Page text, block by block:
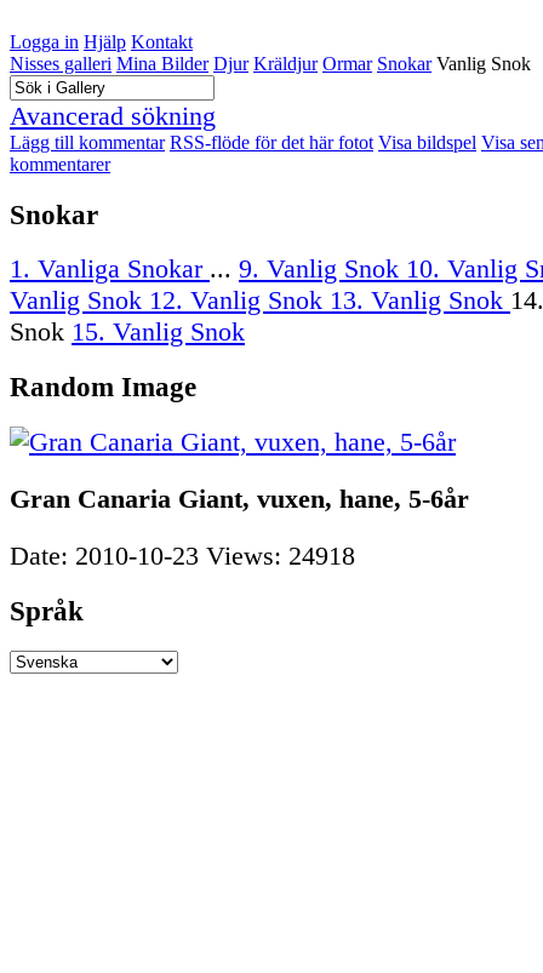
Logga in Hjälp Kontakt
Nisses galleri Mina Bilder Djur Kräldjur Ormar Snokar Vanlig Snok
Avancerad sökning
Lägg till kommentar RSS-flöde för det här fotot Visa bildspel Visa
kommentarer
Snokar
1. Vanliga Snokar ... 9. Vanlig Snok 10. Vanlig
Vanlig Snok 12. Vanlig Snok 13. Vanlig Snok
Snok 15. Vanlig Snok
Random Image
Gran Canaria Giant, vuxen, hane, 5-6år
Date: 2010-10-23 Views: 24918
Språk